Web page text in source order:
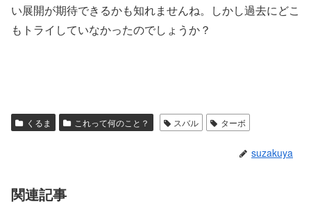
い展開が期待できるかも知れませんね。しかし過去にどこ
もトライしていなかったのでしょうか？
くるま これって何のこと？ スバル ターボ
suzakuya
関連記事